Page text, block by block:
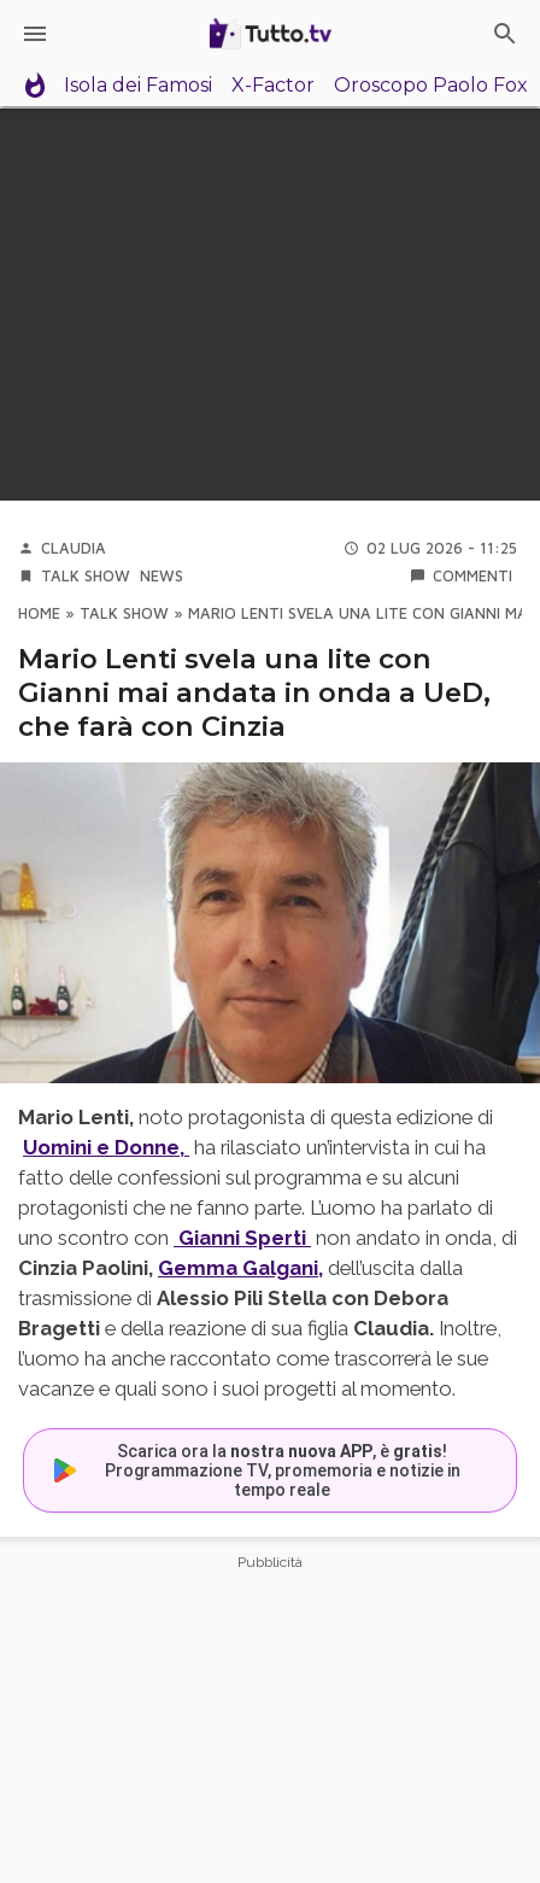
Isola dei Famosi X-Factor Oroscopo Paolo Fox
CLAUDIA
02 LUG 2026 - 11:25
TALK SHOW NEWS COMMENTI
HOME » TALK SHOW » MARIO LENTI SVELA UNA LITE CON GIANNI
Mario Lenti svela una lite con
Gianni mai andata in onda a UeD,
che farà con Cinzia
Mario Lenti, noto protagonista di questa edizione di
Uomini e Donne, ha rilasciato un’intervista in cui ha
fatto delle confessioni sul programma e su alcuni
protagonisti che ne fanno parte. L’uomo ha parlato di
uno scontro con Gianni Sperti non andato in onda, di
Cinzia Paolini, Gemma Galgani, dell’uscita dalla
trasmissione di Alessio Pili Stella con Debora
Bragetti e della reazione di sua figlia Claudia. Inoltre,
l’uomo ha anche raccontato come trascorrerà le sue
vacanze e quali sono i suoi progetti al momento.
Scarica ora la nostra nuova APP, è gratis!
Programmazione TV, promemoria e notizie in
tempo reale